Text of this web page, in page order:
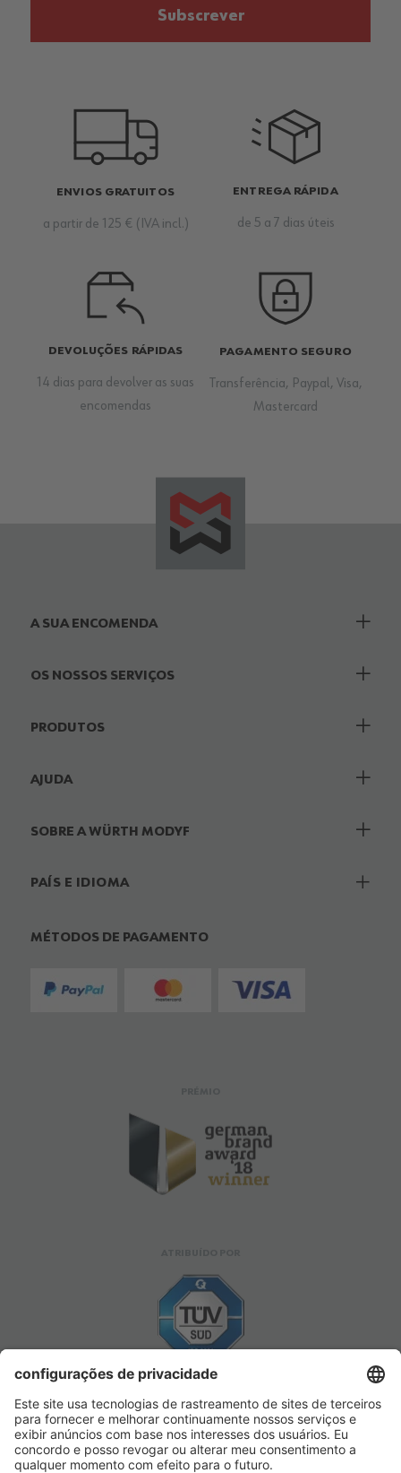
Subscrever
ENVIOS GRATUITOS
a partir de 125 € (IVA incl.)
ENTREGA RÁPIDA
de 5 a 7 dias úteis
DEVOLUÇÕES RÁPIDAS
14 dias para devolver as suas
encomendas
PAGAMENTO SEGURO
Transferência, Paypal, Visa,
Mastercard
A SUA ENCOMENDA
OS NOSSOS SERVIÇOS
PRODUTOS
AJUDA
SOBRE A WÜRTH MODYF
PAÍS E IDIOMA
MÉTODOS DE PAGAMENTO
APROVADO POR